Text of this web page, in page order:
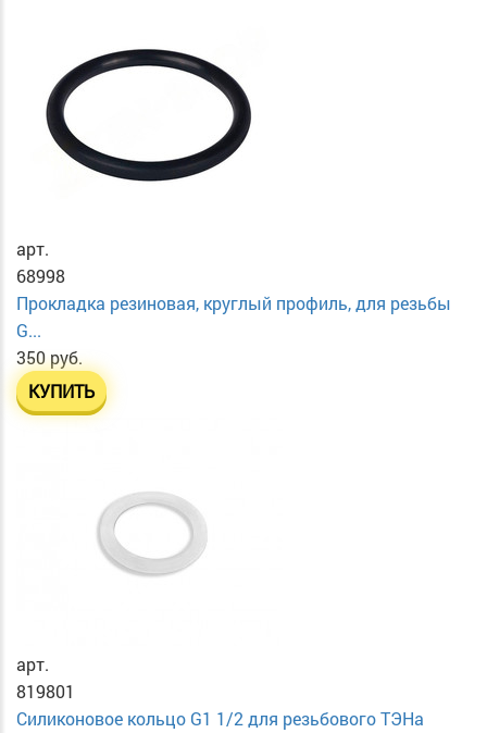
арт.
68998
Прокладка резиновая, круглый профиль, для резьбы
G...
350 руб.
КУПИТЬ
арт.
819801
Силиконовое кольцо G1 1/2 для резьбового ТЭНа